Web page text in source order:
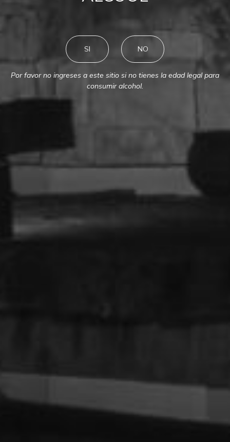
SI NO
Por favor no ingreses a este sitio si no tienes la edad legal para
consumir alcohol.